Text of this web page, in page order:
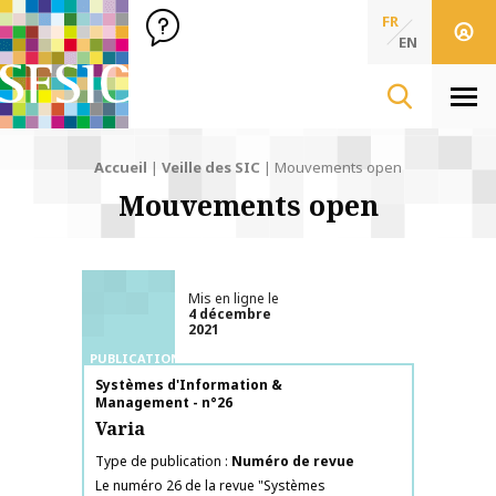
SFSIC Société Française des Sciences de l'Information & de
Société Française des Sciences
de l'Information
FR
EN
Accueil | Veille des SIC | Mouvements open
Mouvements open
PUBLICATIONS
Mis en ligne le
4 décembre
2021
Nom de la publication
Systèmes d'Information &
Management - n°26
Varia
Type de publication
Numéro de revue
Le numéro 26 de la revue "Systèmes